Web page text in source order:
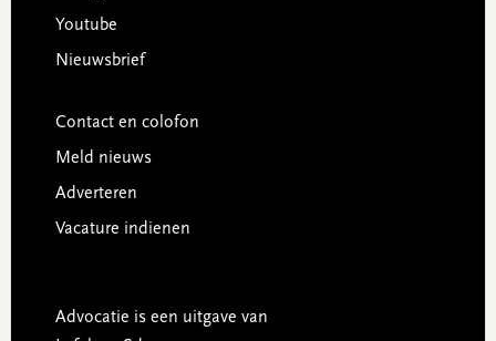
Youtube
Nieuwsbrief
Contact en colofon
Meld nieuws
Adverteren
Vacature indienen
Advocatie is een uitgave van